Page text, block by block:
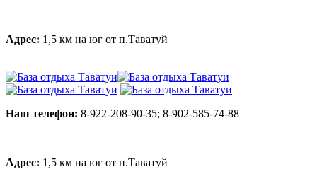
Адрес: 1,5 км на юг от п.Таватуй
Наш телефон: 8-922-208-90-35; 8-902-585-74-88
Адрес: 1,5 км на юг от п.Таватуй